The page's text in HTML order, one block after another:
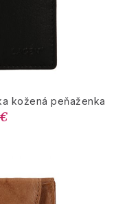
kožená peňaženka